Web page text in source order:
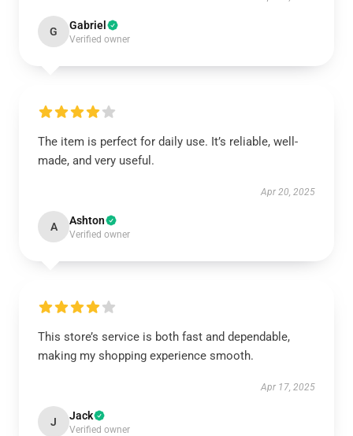
G Gabriel
Verified owner
The item is perfect for daily use. It’s reliable, well-
made, and very useful.
Apr 20, 2025
A Ashton
Verified owner
This store’s service is both fast and dependable,
making my shopping experience smooth.
Apr 17, 2025
J Jack
Verified owner